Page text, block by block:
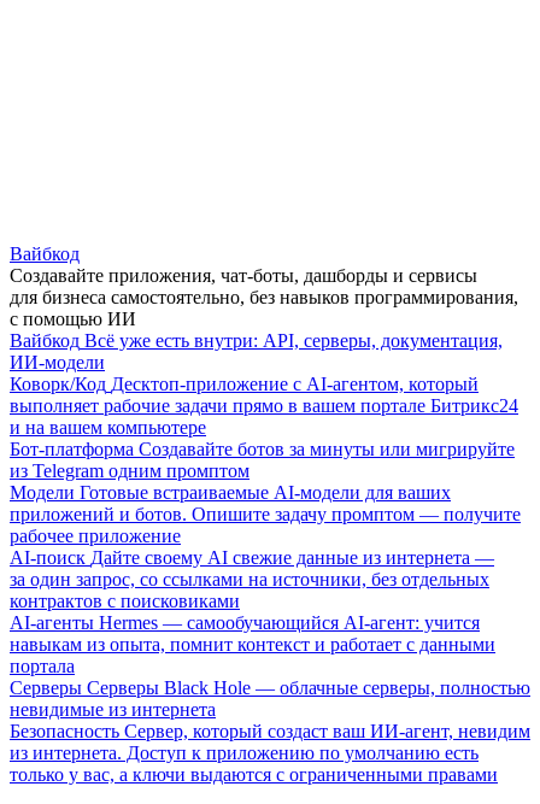
Вайбкод
Создавайте приложения, чат-боты, дашборды и сервисы
для бизнеса самостоятельно, без навыков программирования,
с помощью ИИ
Вайбкод Всё уже есть внутри: API, серверы, документация,
ИИ-модели
Коворк/Код Десктоп-приложение с AI-агентом, который
выполняет рабочие задачи прямо в вашем портале Битрикс24
и на вашем компьютере
Бот-платформа Создавайте ботов за минуты или мигрируйте
из Telegram одним промптом
Модели Готовые встраиваемые AI-модели для ваших
приложений и ботов. Опишите задачу промптом — получите
рабочее приложение
AI-поиск Дайте своему AI свежие данные из интернета —
за один запрос, со ссылками на источники, без отдельных
контрактов с поисковиками
AI-агенты Hermes — самообучающийся AI-агент: учится
навыкам из опыта, помнит контекст и работает с данными
портала
Серверы Серверы Black Hole — облачные серверы, полностью
невидимые из интернета
Безопасность Сервер, который создаст ваш ИИ-агент, невидим
из интернета. Доступ к приложению по умолчанию есть
только у вас, а ключи выдаются с ограниченными правами